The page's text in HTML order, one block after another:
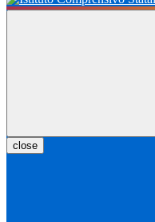
close